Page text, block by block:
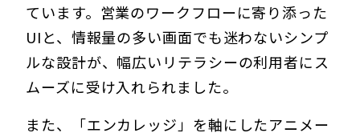
ています。営業のワークフローに寄り添った
UIと、情報量の多い画面でも迷わないシンプ
ルな設計が、幅広いリテラシーの利用者にス
ムーズに受け入れられました。
また、「エンカレッジ」を軸にしたアニメー